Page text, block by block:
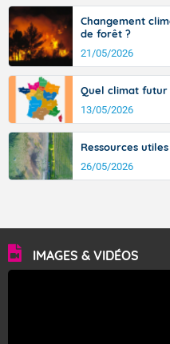
Changement
de forêt ?
21/05/2026
Quel climat futur
13/05/2026
Ressources
26/05/2026
IMAGES & VIDÉOS